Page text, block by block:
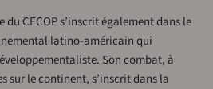
du CECOP s’inscrit également dans le
latino-américain qui
Son combat, à
sur le continent, s’inscrit dans la